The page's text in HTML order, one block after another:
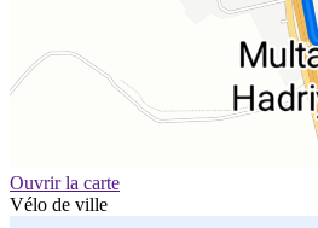
Ouvrir la carte
Vélo de ville